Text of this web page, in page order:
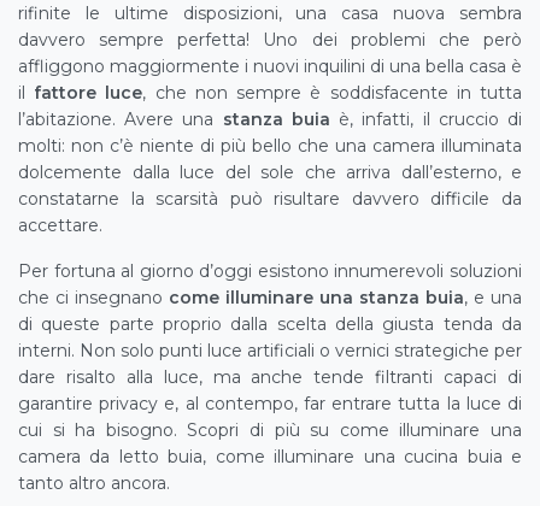
rifinite le ultime disposizioni, una casa nuova sembra
davvero sempre perfetta! Uno dei problemi che però
affliggono maggiormente i nuovi inquilini di una bella casa è
il fattore luce, che non sempre è soddisfacente in tutta
l’abitazione. Avere una stanza buia è, infatti, il cruccio di
molti: non c’è niente di più bello che una camera illuminata
dolcemente dalla luce del sole che arriva dall’esterno, e
constatarne la scarsità può risultare davvero difficile da
accettare.
Per fortuna al giorno d’oggi esistono innumerevoli soluzioni
che ci insegnano come illuminare una stanza buia, e una
di queste parte proprio dalla scelta della giusta tenda da
interni. Non solo punti luce artificiali o vernici strategiche per
dare risalto alla luce, ma anche tende filtranti capaci di
garantire privacy e, al contempo, far entrare tutta la luce di
cui si ha bisogno. Scopri di più su come illuminare una
camera da letto buia, come illuminare una cucina buia e
tanto altro ancora.